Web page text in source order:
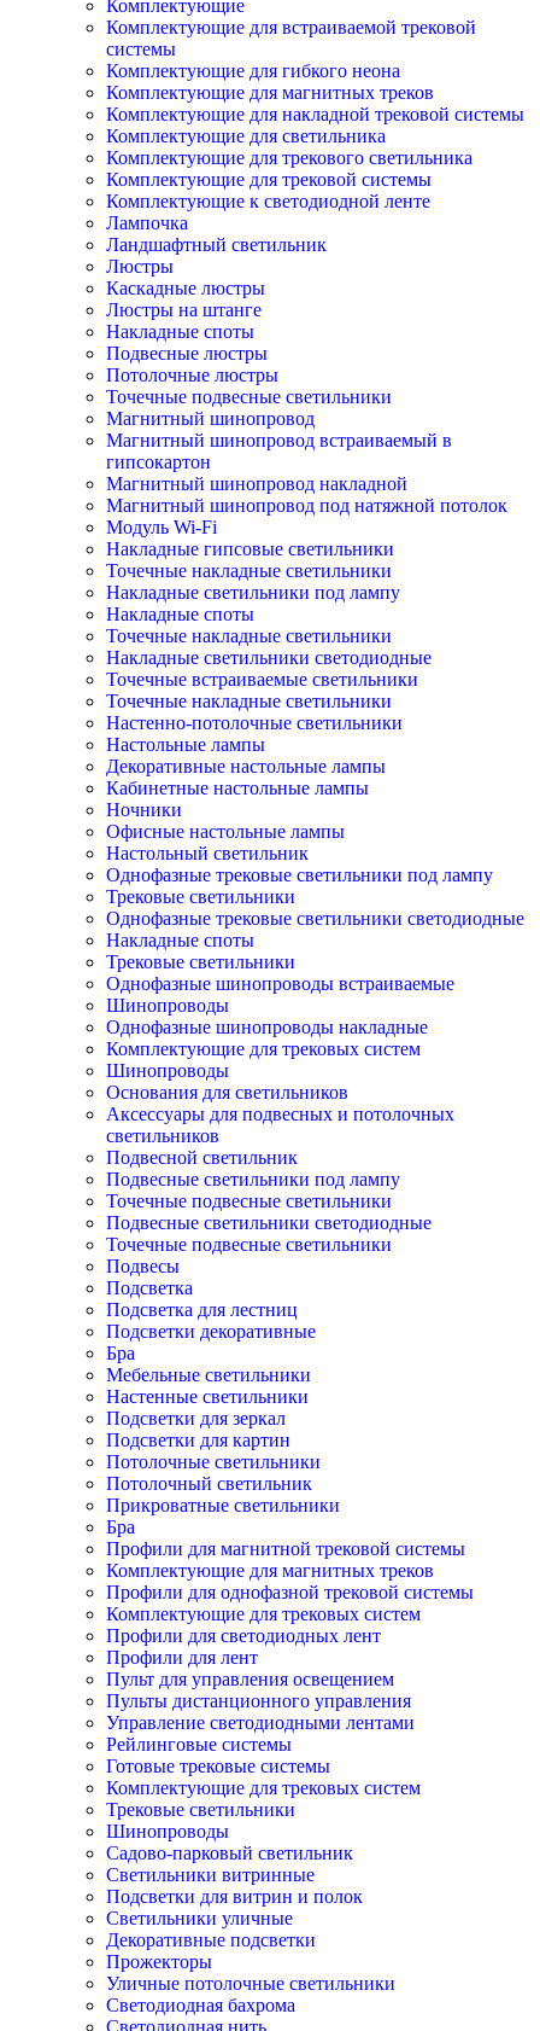
Комплектующие
Комплектующие для встраиваемой трековой
системы
Комплектующие для гибкого неона
Комплектующие для магнитных треков
Комплектующие для накладной трековой системы
Комплектующие для светильника
Комплектующие для трекового светильника
Комплектующие для трековой системы
Комплектующие к светодиодной ленте
Лампочка
Ландшафтный светильник
Люстры
Каскадные люстры
Люстры на штанге
Накладные споты
Подвесные люстры
Потолочные люстры
Точечные подвесные светильники
Магнитный шинопровод
Магнитный шинопровод встраиваемый в
гипсокартон
Магнитный шинопровод накладной
Магнитный шинопровод под натяжной потолок
Модуль Wi-Fi
Накладные гипсовые светильники
Точечные накладные светильники
Накладные светильники под лампу
Накладные споты
Точечные накладные светильники
Накладные светильники светодиодные
Точечные встраиваемые светильники
Точечные накладные светильники
Настенно-потолочные светильники
Настольные лампы
Декоративные настольные лампы
Кабинетные настольные лампы
Ночники
Офисные настольные лампы
Настольный светильник
Однофазные трековые светильники под лампу
Трековые светильники
Однофазные трековые светильники светодиодные
Накладные споты
Трековые светильники
Однофазные шинопроводы встраиваемые
Шинопроводы
Однофазные шинопроводы накладные
Комплектующие для трековых систем
Шинопроводы
Основания для светильников
Аксессуары для подвесных и потолочных
светильников
Подвесной светильник
Подвесные светильники под лампу
Точечные подвесные светильники
Подвесные светильники светодиодные
Точечные подвесные светильники
Подвесы
Подсветка
Подсветка для лестниц
Подсветки декоративные
Бра
Мебельные светильники
Настенные светильники
Подсветки для зеркал
Подсветки для картин
Потолочные светильники
Потолочный светильник
Прикроватные светильники
Бра
Профили для магнитной трековой системы
Комплектующие для магнитных треков
Профили для однофазной трековой системы
Комплектующие для трековых систем
Профили для светодиодных лент
Профили для лент
Пульт для управления освещением
Пульты дистанционного управления
Управление светодиодными лентами
Рейлинговые системы
Готовые трековые системы
Комплектующие для трековых систем
Трековые светильники
Шинопроводы
Садово-парковый светильник
Светильники витринные
Подсветки для витрин и полок
Светильники уличные
Декоративные подсветки
Прожекторы
Уличные потолочные светильники
Светодиодная бахрома
Светодиодная нить